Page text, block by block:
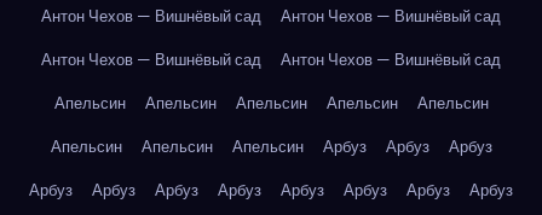
Антон Чехов — Вишнёвый сад
Антон Чехов — Вишнёвый сад
Антон Чехов — Вишнёвый сад
Антон Чехов — Вишнёвый сад
Апельсин
Апельсин Апельсин Апельсин
Апельсин
Апельсин
Апельсин Апельсин Арбуз Арбуз
Арбуз
Арбуз
Арбуз Арбуз Арбуз Арбуз Арбуз Арбуз
Арбуз